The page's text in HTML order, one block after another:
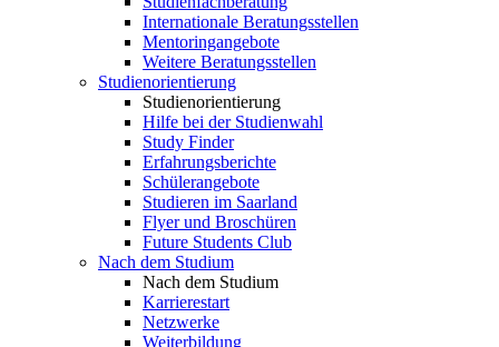
Internationale Beratungsstellen
Mentoringangebote
Weitere Beratungsstellen
Studienorientierung
Studienorientierung
Hilfe bei der Studienwahl
Study Finder
Erfahrungsberichte
Schülerangebote
Studieren im Saarland
Flyer und Broschüren
Future Students Club
Nach dem Studium
Nach dem Studium
Karrierestart
Netzwerke
Weiterbildung